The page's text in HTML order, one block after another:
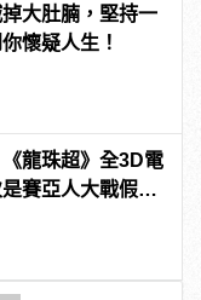
大肚腩，堅持一
懷疑人生！
龍珠超》全3D電
賽亞人大戰假面